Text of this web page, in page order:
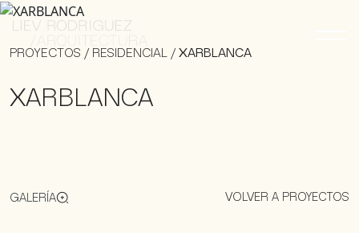
PROYECTOS / RESIDENCIAL / XARBLANCA
XARBLANCA
GALERÍA VOLVER A PROYECTOS